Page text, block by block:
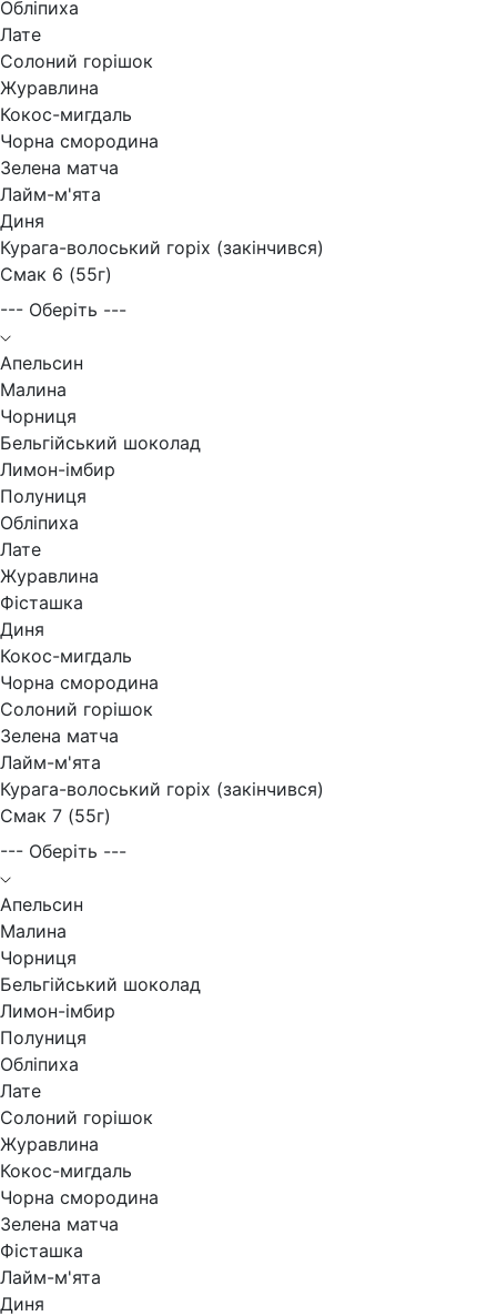
Обліпиха
Лате
Солоний горішок
Журавлина
Кокос-мигдаль
Чорна смородина
Зелена матча
Лайм-м'ята
Диня
Курага-волоський горіх (закінчився)
Смак 6 (55г)
--- Оберіть ---
Апельсин
Малина
Чорниця
Бельгійський шоколад
Лимон-імбир
Полуниця
Обліпиха
Лате
Журавлина
Фісташка
Диня
Кокос-мигдаль
Чорна смородина
Солоний горішок
Зелена матча
Лайм-м'ята
Курага-волоський горіх (закінчився)
Смак 7 (55г)
--- Оберіть ---
Апельсин
Малина
Чорниця
Бельгійський шоколад
Лимон-імбир
Полуниця
Обліпиха
Лате
Солоний горішок
Журавлина
Кокос-мигдаль
Чорна смородина
Зелена матча
Фісташка
Лайм-м'ята
Диня